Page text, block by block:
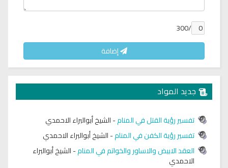
/300
إضافة
جديد المواد
تفسير رؤية القتل في المنام-الشيخ أبوالبراء الاحمدي
تفسير رؤية الكفن في المنام-الشيخ أبوالبراء الاحمدي
العقد الابيض والاساور والخواتم في المنام-الشيخ أبوالبراء
الاحمدي